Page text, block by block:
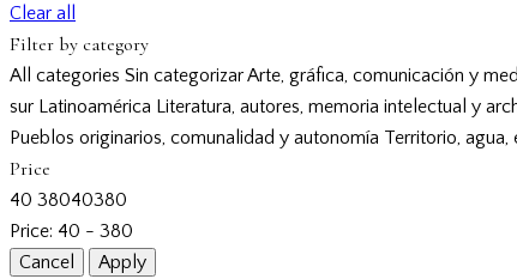
Clear all
Filter by category
All categories Sin categorizarArte, gráfica, comunicación y
sur Latinoamérica Literatura, autores, memoria intelectual y
Pueblos originarios, comunalidad y autonomía Territorio,
Price
40 38040380
Price: 40 - 380